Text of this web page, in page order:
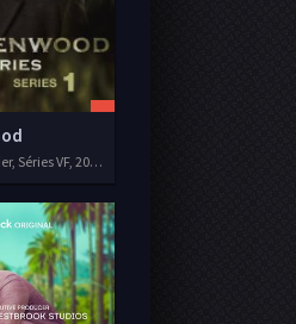
Drame, Policier, Séries VF, 2014